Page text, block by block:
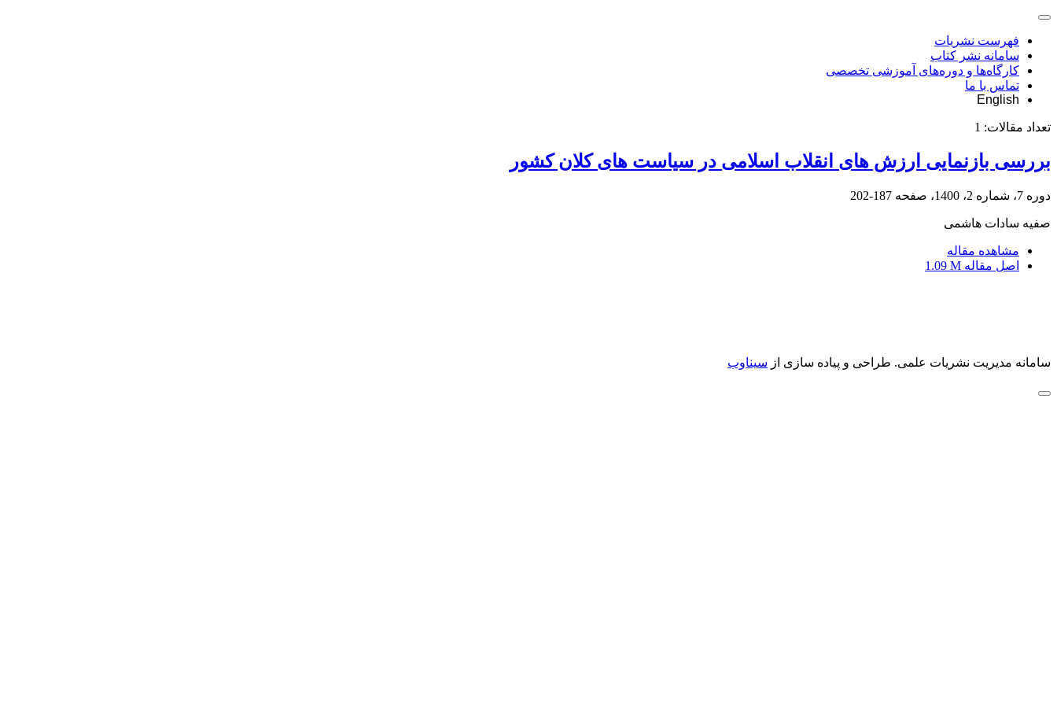
فهرست نشریات
سامانه نشر کتاب
کارگاه‌ها و دوره‌های آموزشی تخصصی
تماس با ما
English
تعداد مقالات: 1
بررسی بازنمایی ارزش های انقلاب اسلامی در سیاست های کلان کشور
دوره 7، شماره 2، 1400، صفحه 187-202
صفیه سادات هاشمی
مشاهده مقاله
اصل مقاله 1.09 M
سامانه مدیریت نشریات علمی. طراحی و پیاده سازی از سیناوب